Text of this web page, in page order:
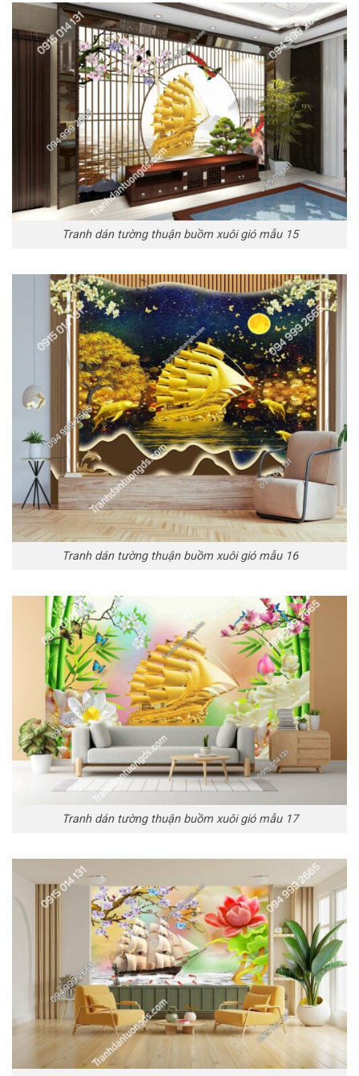
Tranh dán tường thuận buồm xuôi gió mẫu 15
Tranh dán tường thuận buồm xuôi gió mẫu 16
Tranh dán tường thuận buồm xuôi gió mẫu 17